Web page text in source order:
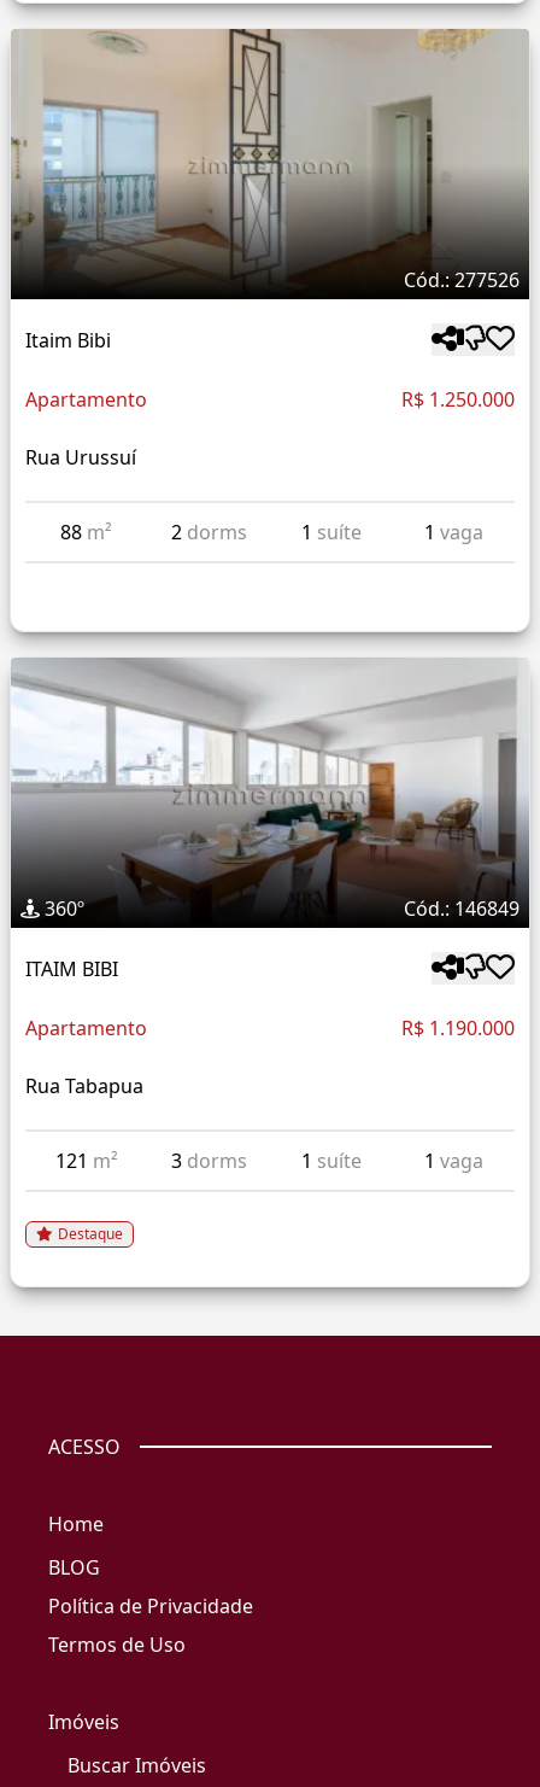
Cód.: 277526
Itaim Bibi
Apartamento R$ 1.250.000
Rua Urussuí
88 m² 2 dorms 1 suíte 1 vaga
360º Cód.: 146849
ITAIM BIBI
Apartamento R$ 1.190.000
Rua Tabapua
121 m² 3 dorms 1 suíte 1 vaga
Destaque
ACESSO
Home
BLOG
Política de Privacidade
Termos de Uso
Imóveis
Buscar Imóveis